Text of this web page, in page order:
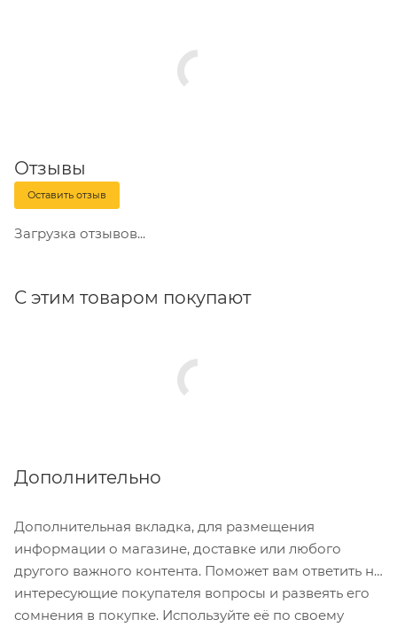
Отзывы
Оставить отзыв
Загрузка отзывов...
С этим товаром покупают
Дополнительно
Дополнительная вкладка, для размещения
информации о магазине, доставке или любого
другого важного контента. Поможет вам ответить на
интересующие покупателя вопросы и развеять его
сомнения в покупке. Используйте её по своему